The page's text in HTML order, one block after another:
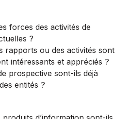
forces des activités de
?
rapports ou des activités sont
intéressants et appréciés ?
prospective sont-ils déjà
entités ?